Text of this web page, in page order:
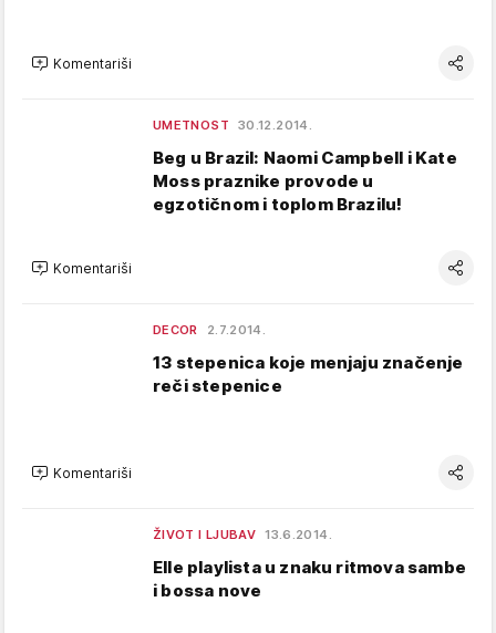
Komentariši
UMETNOST 30.12.2014.
Beg u Brazil: Naomi Campbell i Kate
Moss praznike provode u
egzotičnom i toplom Brazilu!
Komentariši
DECOR 2.7.2014.
13 stepenica koje menjaju značenje
reči stepenice
Komentariši
ŽIVOT I LJUBAV 13.6.2014.
Elle playlista u znaku ritmova sambe
i bossa nove